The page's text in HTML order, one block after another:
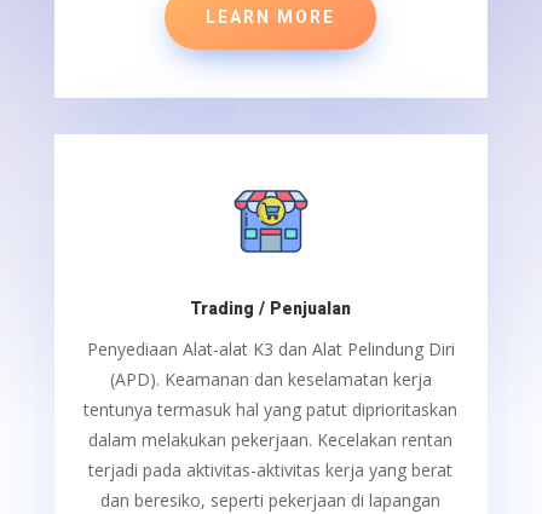
LEARN MORE
Trading / Penjualan
Penyediaan Alat-alat K3 dan Alat Pelindung Diri
(APD). Keamanan dan keselamatan kerja
tentunya termasuk hal yang patut diprioritaskan
dalam melakukan pekerjaan. Kecelakan rentan
terjadi pada aktivitas-aktivitas kerja yang berat
dan beresiko, seperti pekerjaan di lapangan